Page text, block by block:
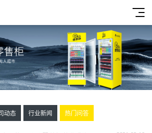
动态 行业新闻 热门问答